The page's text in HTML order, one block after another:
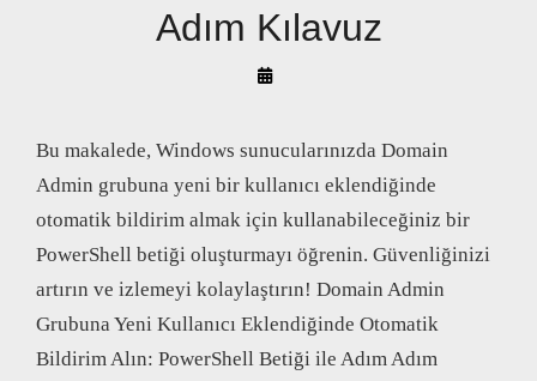
Adım Kılavuz
By
Bu makalede, Windows sunucularınızda Domain
Admin grubuna yeni bir kullanıcı eklendiğinde
otomatik bildirim almak için kullanabileceğiniz bir
PowerShell betiği oluşturmayı öğrenin. Güvenliğinizi
artırın ve izlemeyi kolaylaştırın! Domain Admin
Grubuna Yeni Kullanıcı Eklendiğinde Otomatik
Bildirim Alın: PowerShell Betiği ile Adım Adım